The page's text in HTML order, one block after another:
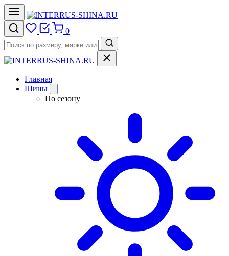
0
Главная
Шины
По сезону